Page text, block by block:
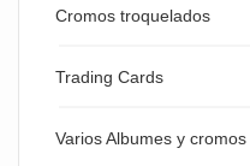
Cromos troquelados
Trading Cards
Varios Albumes y cromos